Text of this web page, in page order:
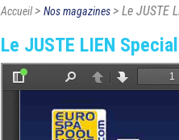
Accueil> Nos magazines> Le JUSTE
Le JUSTE LIEN